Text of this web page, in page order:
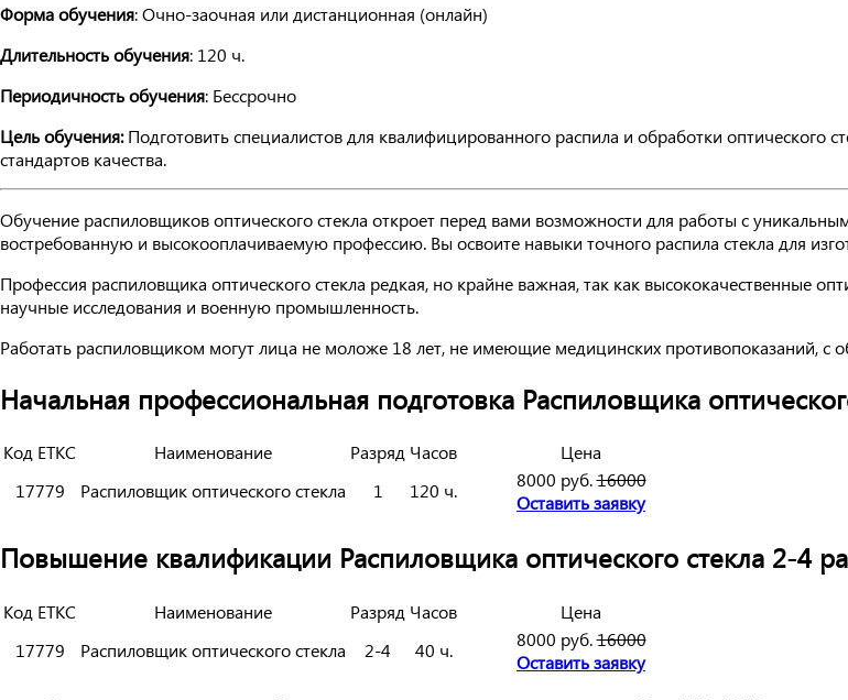
Форма обучения: Очно-заочная или дистанционная (онлайн)
Длительность обучения: 120 ч.
Периодичность обучения: Бессрочно
Цель обучения:Подготовить специалистов для квалифицированного распила и обработки
стандартов качества.
Обучение распиловщиков оптического стекла откроет перед вами возможности для работы с
востребованную и высокооплачиваемую профессию. Вы освоите навыки точного распила стекла для
Профессия распиловщика оптического стекла редкая, но крайне важная, так как высококачественные
научные исследования и военную промышленность.
Работать распиловщиком могут лица не моложе 18 лет, не имеющие медицинских противопоказаний, с
Начальная профессиональная подготовка Распиловщика
Код ЕТКС Наименование Разряд Часов
Цена
17779
Распиловщик оптического стекла 1 120 ч. 8000 руб.16000
Оставить заявку
Повышение квалификации Распиловщика оптического стекла 2-4
Код ЕТКС Наименование Разряд Часов
Цена
17779
Распиловщик оптического стекла 2-4 40 ч. 8000 руб.16000
Оставить заявку